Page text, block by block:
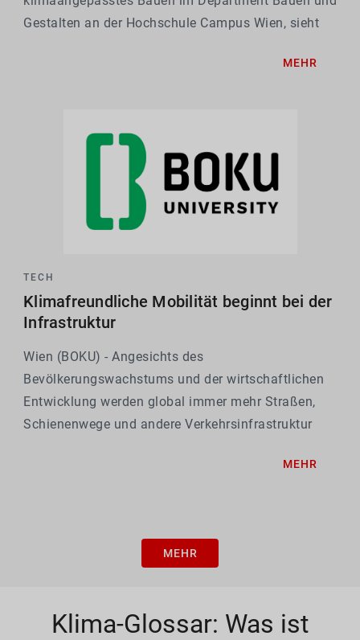
Gestalten an der Hochschule Campus Wien, sieht
gekommen. "Dieses Jahr haben wir in Wien zum
MEHR
TECH
Klimafreundliche Mobilität beginnt bei der
Infrastruktur
Wien (BOKU) - Angesichts des
Bevölkerungswachstums und der wirtschaftlichen
Entwicklung werden global immer mehr Straßen,
Schienenwege und andere Verkehrsinfrastruktur
urbanisieren. Die Herausforderung besteht darin,
MEHR
MEHR
Klima-Glossar: Was ist